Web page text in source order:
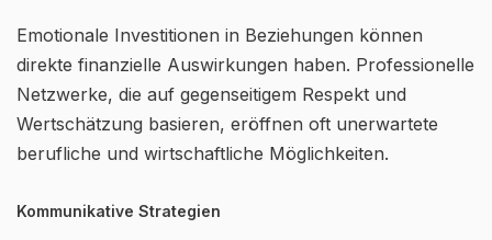
Emotionale Investitionen in Beziehungen können
direkte finanzielle Auswirkungen haben. Professionelle
Netzwerke, die auf gegenseitigem Respekt und
Wertschätzung basieren, eröffnen oft unerwartete
berufliche und wirtschaftliche Möglichkeiten.
Kommunikative Strategien